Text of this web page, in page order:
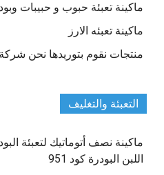
ماكينة تعبئة حبوب و حبيبات
ماكينة تعبئه الارز
منتجات نقوم بتوريدها نحن
التعبئة والتغليف
ماكينة نصف أتوماتيك لتعبئة
اللبن البودرة كود 951